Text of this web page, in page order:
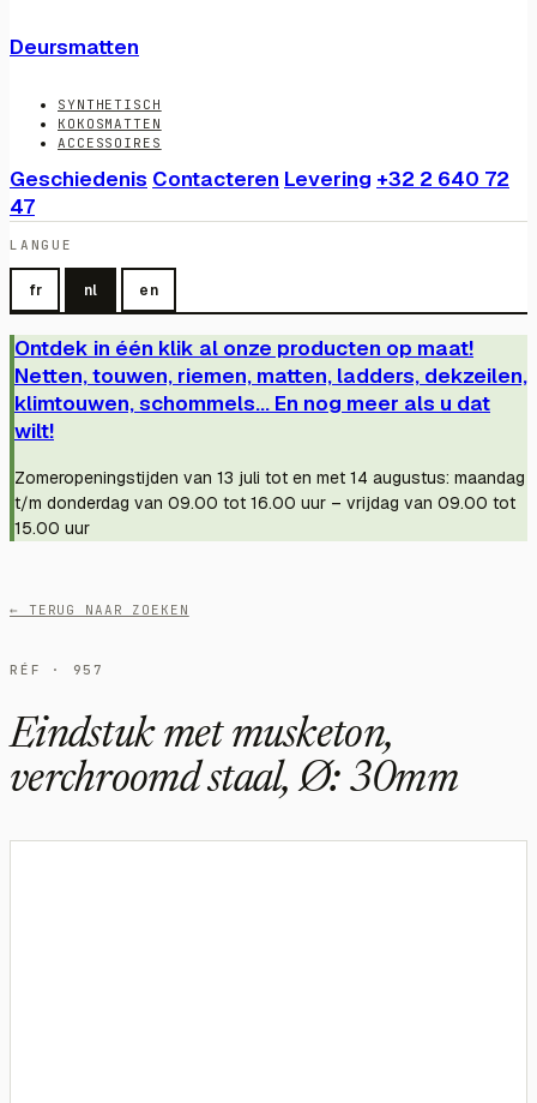
Deursmatten
SYNTHETISCH
KOKOSMATTEN
ACCESSOIRES
Geschiedenis Contacteren Levering +32 2 640 72
47
LANGUE
fr nl en
Ontdek in één klik al onze producten op maat!
Netten, touwen, riemen, matten, ladders, dekzeilen,
klimtouwen, schommels... En nog meer als u dat
wilt!
Zomeropeningstijden van 13 juli tot en met 14 augustus: maandag
t/m donderdag van 09.00 tot 16.00 uur – vrijdag van 09.00 tot
15.00 uur
← TERUG NAAR ZOEKEN
RÉF · 957
Eindstuk met musketon,
verchroomd staal, Ø: 30mm